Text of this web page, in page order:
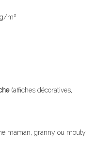
m²
(affiches décoratives,
maman, granny ou mouty